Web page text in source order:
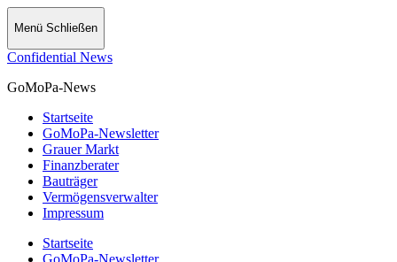
Menü Schließen
Confidential News
GoMoPa-News
Startseite
GoMoPa-Newsletter
Grauer Markt
Finanzberater
Bauträger
Vermögensverwalter
Impressum
Startseite
GoMoPa-Newsletter